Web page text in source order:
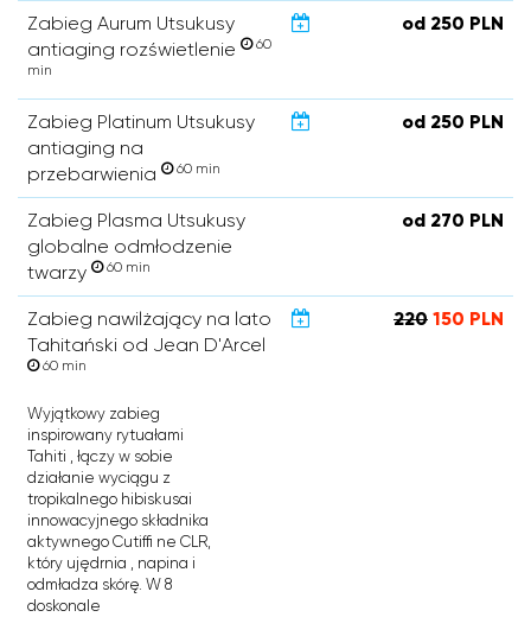
Zabieg Aurum Utsukusy
antiaging rozświetlenie
60
min
od 250 PLN
Zabieg Platinum Utsukusy
antiaging na
przebarwienia
60 min
od 250 PLN
Zabieg Plasma Utsukusy
globalne odmłodzenie
twarzy
60 min
od 270 PLN
Zabieg nawilżający na lato
Tahitański od Jean D'Arcel
60 min
220 150 PLN
Wyjątkowy zabieg
inspirowany rytuałami
Tahiti , łączy w sobie
działanie wyciągu z
tropikalnego hibiskusai
innowacyjnego składnika
aktywnego Cutiffi ne CLR,
który ujędrnia , napina i
odmładza skórę. W 8
doskonale